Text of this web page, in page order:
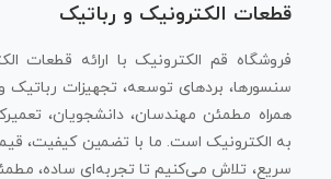
قطعات الکترونیک و رباتیک
فروشگاه قم الکترونیک با ارائه قطعات
سنسورها، بردهای توسعه، تجهیزات رباتیک
همراه مطمئن مهندسان، دانشجویان،
به الکترونیک است. ما با تضمین کیفیت،
سریع، تلاش می‌کنیم تا تجربه‌ای ساده،